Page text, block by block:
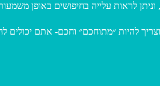
לראות עלייה בחיפושים באופן
להיות ״מתוחכם״ וחכם- אתם